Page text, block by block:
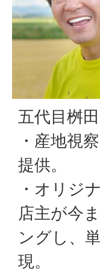
五代目桝
・産地視
提供。
・オリジ
店主が今
ングし、
現。